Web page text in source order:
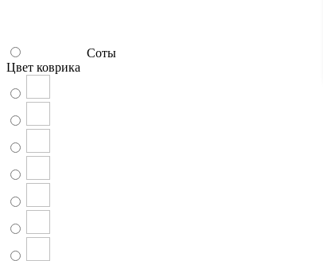
Соты
Цвет коврика